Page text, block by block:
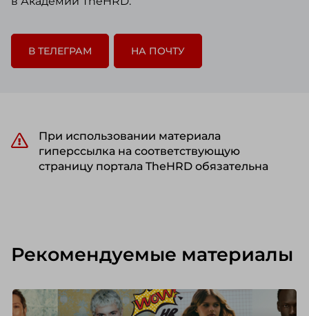
В ТЕЛЕГРАМ НА ПОЧТУ
При использовании материала
гиперссылка на соответствующую
страницу портала TheHRD обязательна
Рекомендуемые материалы